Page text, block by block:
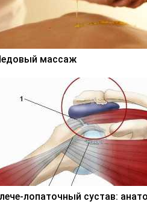
массаж
лопаточный сустав: